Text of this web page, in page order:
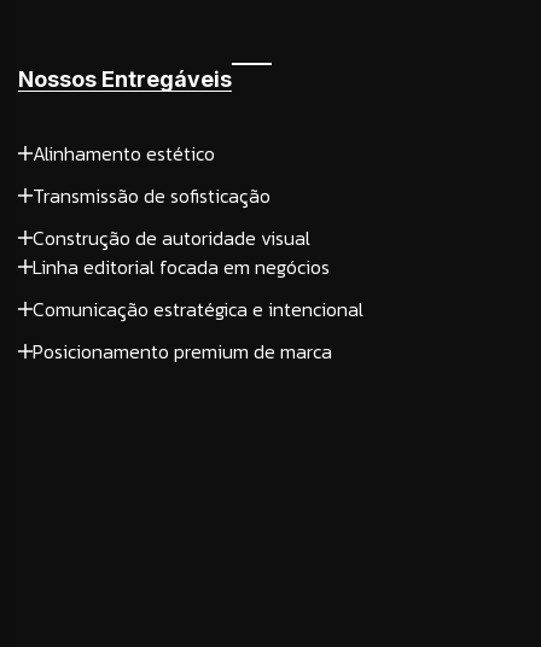
Nossos Entregáveis
Alinhamento estético
Transmissão de sofisticação
Construção de autoridade visual
Linha editorial focada em negócios
Comunicação estratégica e intencional
Posicionamento premium de marca